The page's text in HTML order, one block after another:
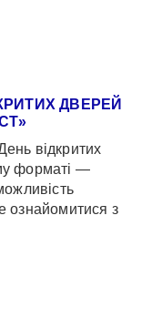
ДВЕРЕЙ
відкритих
форматі —
ознайомитися з